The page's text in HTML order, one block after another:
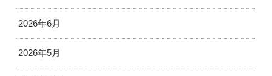
2026年6月
2026年5月